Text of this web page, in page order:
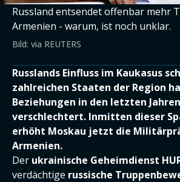
Russland entsendet offenbar mehr
Armenien - warum, ist noch unklar.
Bild: via REUTERS
Russlands Einfluss im Kaukasus
zahlreichen Staaten der Region
Beziehungen in den letzten
verschlechtert. Inmitten dieser
erhöht Moskau jetzt die
Armenien.
Der ukrainische Geheimdienst
verdächtige russische